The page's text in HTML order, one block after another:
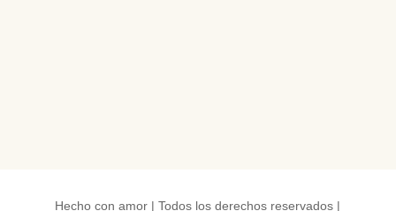
Hecho con amor | Todos los derechos reservados |